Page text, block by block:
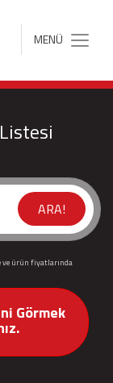
MENÜ
ARA!
ürün fiyatlarında
Görmek